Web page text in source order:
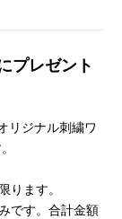
プレゼント
リジナル刺繍ワ
ます。
です。合計金額